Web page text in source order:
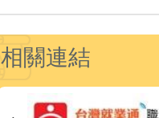
相關連結